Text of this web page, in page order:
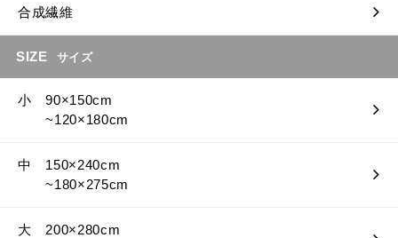
合成繊維
SIZE サイズ
小 90×150cm
~120×180cm
中 150×240cm
~180×275cm
大 200×280cm